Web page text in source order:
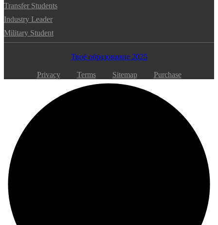
Transfer Students
Industry Leader
Military Student
Твоё образование 2025
Privacy Terms Sitemap Purchase